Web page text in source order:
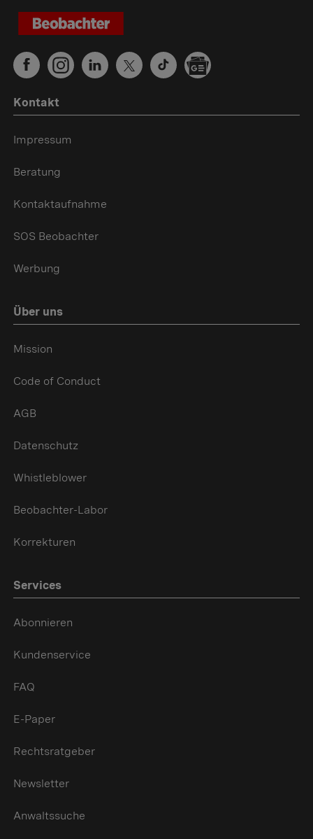
Kontakt
Impressum
Beratung
Kontaktaufnahme
SOS Beobachter
Werbung
Über uns
Mission
Code of Conduct
AGB
Datenschutz
Whistleblower
Beobachter-Labor
Korrekturen
Services
Abonnieren
Kundenservice
FAQ
E-Paper
Rechtsratgeber
Newsletter
Anwaltssuche